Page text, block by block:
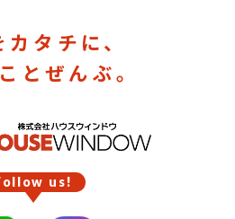
タチに、
とぜんぶ。
us!